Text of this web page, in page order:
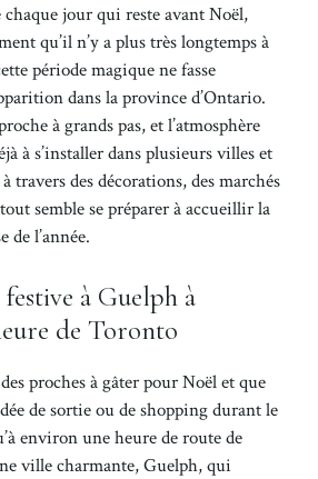
chaque jour qui reste avant Noël,
qu’il n’y a plus très longtemps à
période magique ne fasse
dans la province d’Ontario.
à grands pas, et l’atmosphère
à s’installer dans plusieurs villes et
travers des décorations, des marchés
semble se préparer à accueillir la
de l’année.
festive à Guelph à
de Toronto
proches à gâter pour Noël et que
de sortie ou de shopping durant le
environ une heure de route de
ville charmante, Guelph, qui